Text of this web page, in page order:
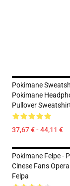
Pokimane
Pokimane
Pullover
37,67 € - 44,11 €
Pokimane Felpe -
Cinese Fans Opera
Felpa